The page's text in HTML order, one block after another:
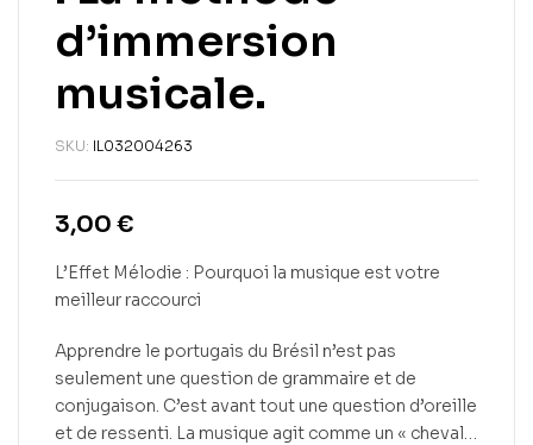
d’immersion
musicale.
SKU: IL032004263
3,00 €
L’Effet Mélodie : Pourquoi la musique est votre
meilleur raccourci
Apprendre le portugais du Brésil n’est pas
seulement une question de grammaire et de
conjugaison. C’est avant tout une question d’oreille
et de ressenti. La musique agit comme un « cheval…